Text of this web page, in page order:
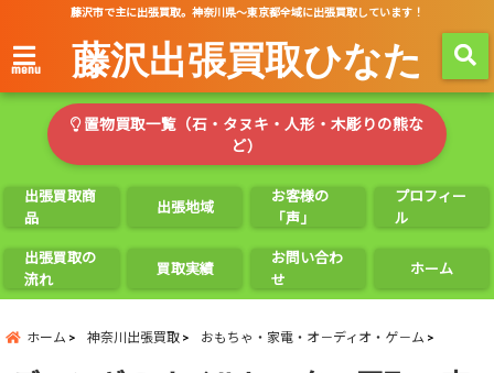
藤沢市で主に出張買取。神奈川県～東京都全域に出張買取しています！
menu 藤沢出張買取ひなた
置物買取一覧（石・タヌキ・人形・木彫りの熊な
ど）
出張買取商
品
出張地域
お客様の
「声」
プロフィー
ル
出張買取の
流れ
買取実績
お問い合わ
せ
ホーム
ホーム 神奈川出張買取 おもちゃ・家電・オ－ディオ・ゲ－ム